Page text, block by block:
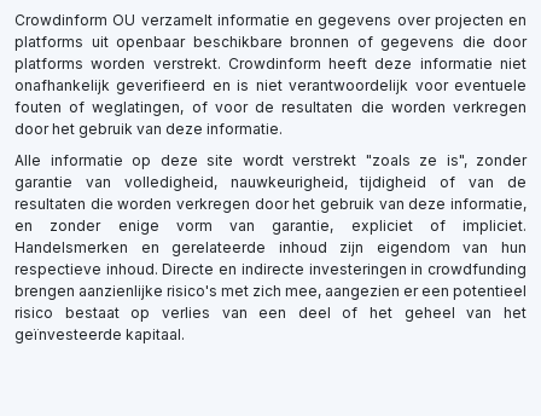
Crowdinform OU verzamelt informatie en gegevens over projecten en
platforms uit openbaar beschikbare bronnen of gegevens die door
platforms worden verstrekt. Crowdinform heeft deze informatie niet
onafhankelijk geverifieerd en is niet verantwoordelijk voor eventuele
fouten of weglatingen, of voor de resultaten die worden verkregen
door het gebruik van deze informatie.
Alle informatie op deze site wordt verstrekt "zoals ze is", zonder
garantie van volledigheid, nauwkeurigheid, tijdigheid of van de
resultaten die worden verkregen door het gebruik van deze informatie,
en zonder enige vorm van garantie, expliciet of impliciet.
Handelsmerken en gerelateerde inhoud zijn eigendom van hun
respectieve inhoud. Directe en indirecte investeringen in crowdfunding
brengen aanzienlijke risico's met zich mee, aangezien er een potentieel
risico bestaat op verlies van een deel of het geheel van het
geïnvesteerde kapitaal.